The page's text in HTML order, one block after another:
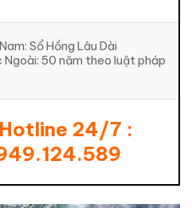
Sổ Hồng Lâu Dài
Ngoài: 50 năm theo luật pháp
24/7 :